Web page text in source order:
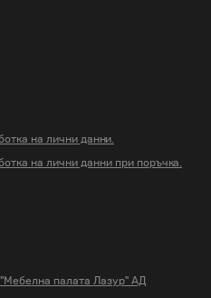
обработка на лични данни.
обработка на лични данни при поръчка.
"Мебелна палата Лазур" АД